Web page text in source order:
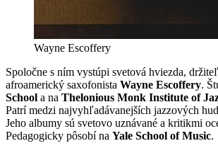
Wayne Escoffery
Spoločne s ním vystúpi svetová hviezda,
afroamerický saxofonista Wayne Escoffery.
School a na Thelonious Monk Institute of
Patrí medzi najvyhľadávanejších jazzových
Jeho albumy sú svetovo uznávané a kritikmi
Pedagogicky pôsobí na Yale School of Music.